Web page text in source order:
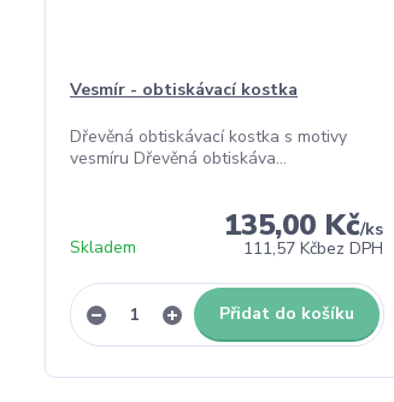
Vesmír - obtiskávací kostka
Dřevěná obtiskávací kostka s motivy
vesmíru Dřevěná obtiskáva...
135,00 Kč/ks
111,57 Kčbez DPH
Skladem
Přidat do košíku